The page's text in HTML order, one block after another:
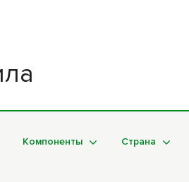
Натуральные
масла
Компоненты Страна